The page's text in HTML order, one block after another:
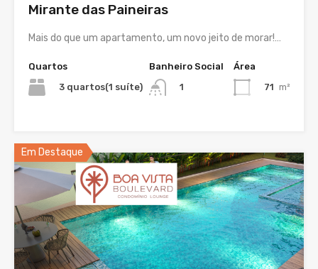
Mirante das Paineiras
Mais do que um apartamento, um novo jeito de morar!…
Quartos
3 quartos(1 suíte)
Banheiro Social
1
Área
71 m²
Em Destaque